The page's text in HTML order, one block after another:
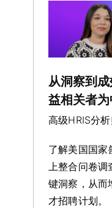
从洞察到
益相关者
高级HRIS分析
了解美国国
上整合问卷调
键洞察，从而
才招聘计划。